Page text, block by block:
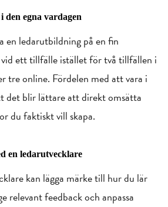
egna vardagen
ledarutbildning på en fin
vid ett tillfälle istället för två tillfällen i
tre online. Fördelen med att vara i
det blir lättare att direkt omsätta
du faktiskt vill skapa.
en ledarutvecklare
kan lägga märke till hur du lär
relevant feedback och anpassa